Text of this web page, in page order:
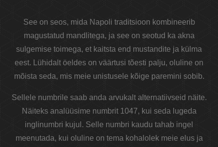
See on seos, mida Napoli traditsioon kombineerib
magustatud mandlitega, ja see on seotud ka akna
sulgemise toimega, et kaitsta end mustandite ja külma
eest. Lühidalt öeldes on väärtusi tõesti palju, oluline on
mõista seda, mis meie unistusele kõige paremini sobib.
Sellele numbrile saab anda arvukalt alternatiivseid näite.
Näiteks analüüsime numbrit 1047, kui seda lugeda
inglinumbri kujul. Selle numbri kaudu tahab ingel
meenutada, kui oluline on tema kohalolek meie elus ja